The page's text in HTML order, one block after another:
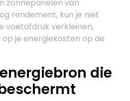
zonnepanelen van
rendement, kun je niet
voetafdruk verkleinen,
je energiekosten op de
die